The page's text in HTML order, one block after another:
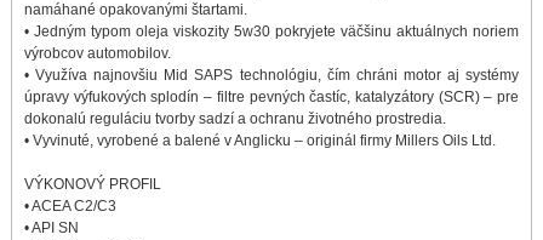
namáhané opakovanými štartami.
• Jedným typom oleja viskozity 5w30 pokryjete väčšinu aktuálnych noriem
výrobcov automobilov.
• Využíva najnovšiu Mid SAPS technológiu, čím chráni motor aj systémy
úpravy výfukových splodín – filtre pevných častíc, katalyzátory (SCR) – pre
dokonalú reguláciu tvorby sadzí a ochranu životného prostredia.
• Vyvinuté, vyrobené a balené v Anglicku – originál firmy Millers Oils Ltd.
VÝKONOVÝ PROFIL
• ACEA C2/C3
• API SN